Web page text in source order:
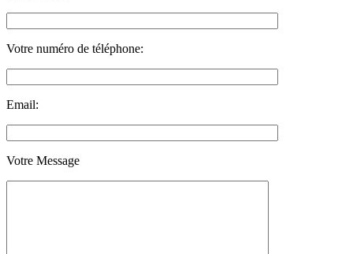
Votre numéro de téléphone:
Email:
Votre Message